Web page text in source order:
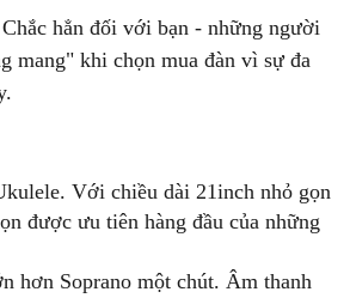
hẳn đối với bạn - những người
mang" khi chọn mua đàn vì sự đa
Với chiều dài 21inch nhỏ gọn
được ưu tiên hàng đầu của những
hơn Soprano một chút. Âm thanh